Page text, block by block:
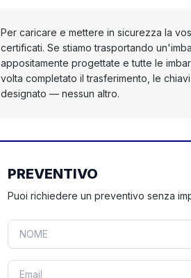
Per caricare e mettere in sicurezza la
certificati. Se stiamo trasportando
appositamente progettate e tutte le
volta completato il trasferimento, le
designato — nessun altro.
PREVENTIVO
Puoi richiedere un preventivo senza